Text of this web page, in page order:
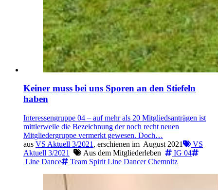
Keiner muss bei uns Sporen an den Stiefeln
haben
Interessengruppe 04 – auf mehr als 20 Mitgliedsanträgen ist
mittlerweile die Bezeichnung der noch recht neuen
Mitgliedergruppe vermerkt gewesen. Doch…
aus VS Aktuell 3/2021 , erschienen im August 2021
VS
Aktuell 3/2021
Aus dem Mitgliederleben
IG 04
Line Dance
Team Spirit Line Dancer Chemnitz